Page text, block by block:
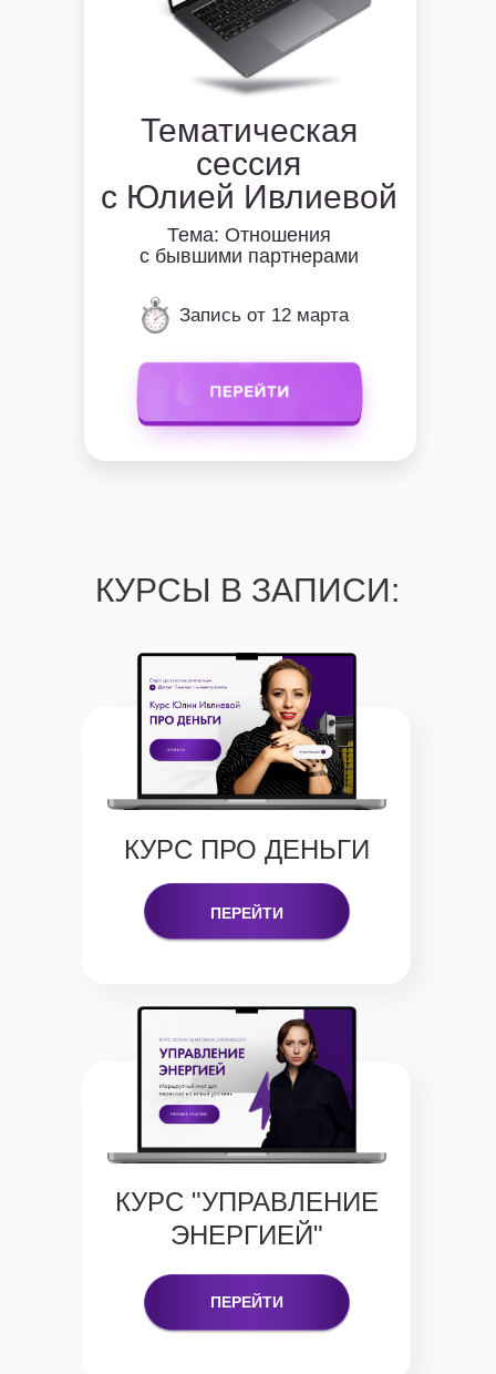
Запись от 12 марта
Тематическая
сессия
с Юлией Ивлиевой
Тема: Отношения
с бывшими партнерами
КУРСЫ В ЗАПИСИ:
КУРС ПРО ДЕНЬГИ
ПЕРЕЙТИ
КУРС "УПРАВЛЕНИЕ
ЭНЕРГИЕЙ"
ПЕРЕЙТИ